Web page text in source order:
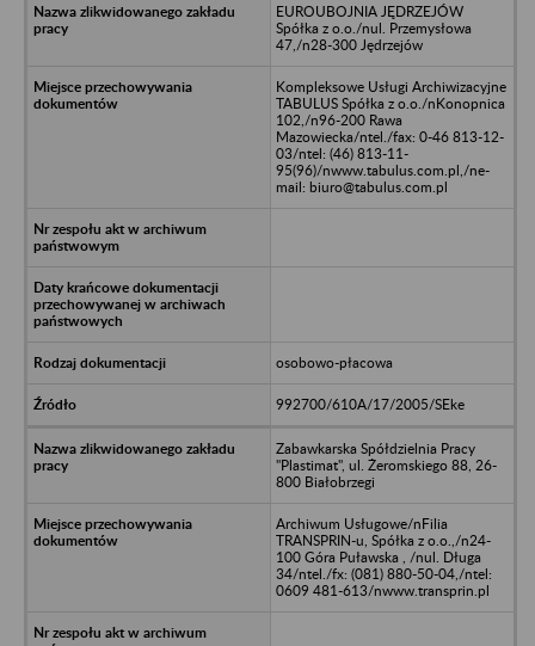
EUROUBOJNIA JĘDRZEJÓW
Spółka z o.o./nul. Przemysłowa
47,/n28-300 Jędrzejów
Kompleksowe Usługi Archiwizacyjne
TABULUS Spółka z o.o./nKonopnica
102,/n96-200 Rawa
Mazowiecka/ntel./fax: 0-46 813-12-
03/ntel: (46) 813-11-
95(96)/nwww.tabulus.com.pl,/ne-
mail: biuro@tabulus.com.pl
osobowo-płacowa
992700/610A/17/2005/SEke
Zabawkarska Spółdzielnia Pracy
"Plastimat", ul. Żeromskiego 88, 26-
800 Białobrzegi
Archiwum Usługowe/nFilia
TRANSPRIN-u, Spółka z o.o.,/n24-
100 Góra Puławska , /nul. Długa
34/ntel./fx: (081) 880-50-04,/ntel:
0609 481-613/nwww.transprin.pl